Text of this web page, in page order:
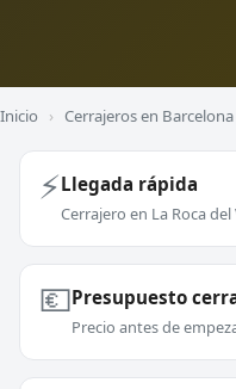
Inicio › Cerrajeros en Barcelona
⚡Llegada rápida
Cerrajero en La Roca
💶Presupuesto
Precio antes de